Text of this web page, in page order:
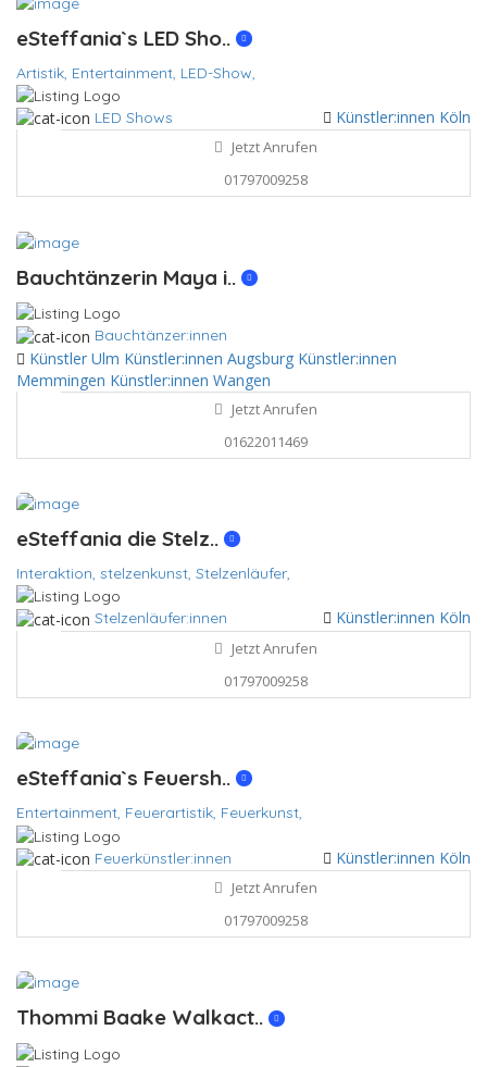
eSteffania`s LED Sho..
Artistik, Entertainment, LED-Show,
LED Shows Künstler:innen Köln
Jetzt Anrufen
01797009258
Bauchtänzerin Maya i..
Bauchtänzer:innen
Künstler Ulm Künstler:innen Augsburg Künstler:innen
Memmingen Künstler:innen Wangen
Jetzt Anrufen
01622011469
eSteffania die Stelz..
Interaktion, stelzenkunst, Stelzenläufer,
Stelzenläufer:innen Künstler:innen Köln
Jetzt Anrufen
01797009258
eSteffania`s Feuersh..
Entertainment, Feuerartistik, Feuerkunst,
Feuerkünstler:innen Künstler:innen Köln
Jetzt Anrufen
01797009258
Thommi Baake Walkact..